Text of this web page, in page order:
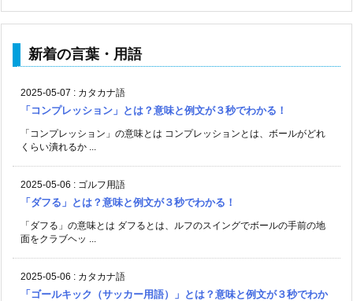
新着の言葉・用語
2025-05-07 : カタカナ語
「コンプレッション」とは？意味と例文が３秒でわかる！
「コンプレッション」の意味とは コンプレッションとは、ボールがどれ
くらい潰れるか ...
2025-05-06 : ゴルフ用語
「ダフる」とは？意味と例文が３秒でわかる！
「ダフる」の意味とは ダフるとは、ルフのスイングでボールの手前の地
面をクラブヘッ ...
2025-05-06 : カタカナ語
「ゴールキック（サッカー用語）」とは？意味と例文が３秒でわか